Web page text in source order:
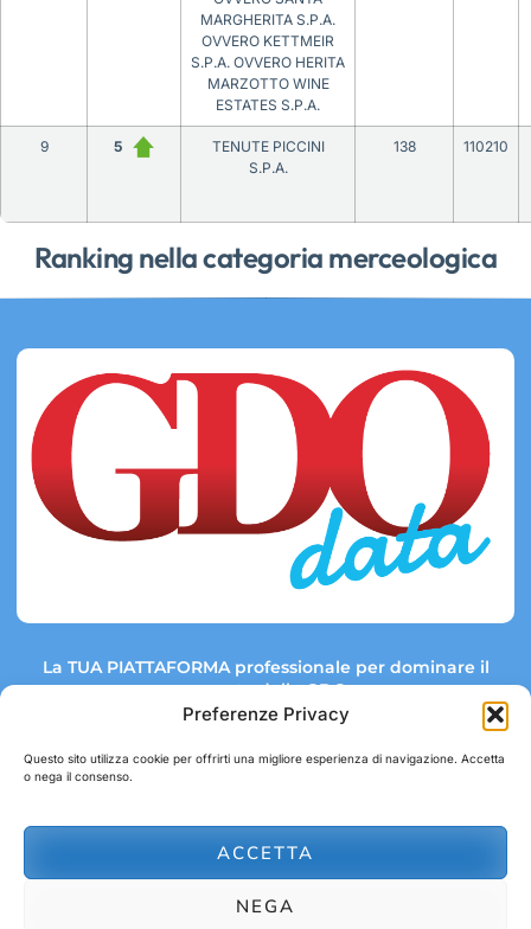
Preferenze Privacy
Questo sito utilizza cookie per offrirti una migliore esperienza di navigazione. Accetta
o nega il consenso.
ACCETTA
NEGA
Ranking nella categoria merceologica
MARGHERITA S.P.A.
OVVERO KETTMEIR
S.P.A. OVVERO HERITA
MARZOTTO WINE
ESTATES S.P.A.
9 5
TENUTE PICCINI
S.P.A.
138 110210
La TUA PIATTAFORMA professionale per dominare il
mercato della GDO.
Link rapidi:
abbonamenti@gdodata.it